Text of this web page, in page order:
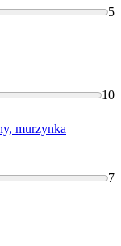
5
10
murzynka
7